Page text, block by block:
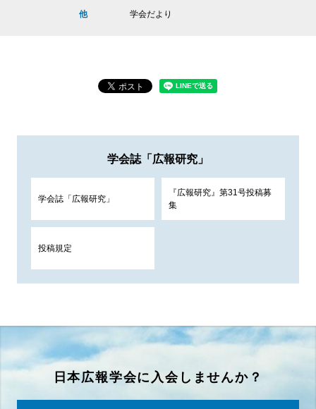
他 学会だより
学会誌「広報研究」
学会誌「広報研究」
『広報研究』第31号投稿募
集
投稿規定
日本広報学会に入会しませんか？